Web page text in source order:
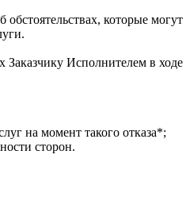
которые
Исполнителем в
на момент такого отказа*;
сторон.